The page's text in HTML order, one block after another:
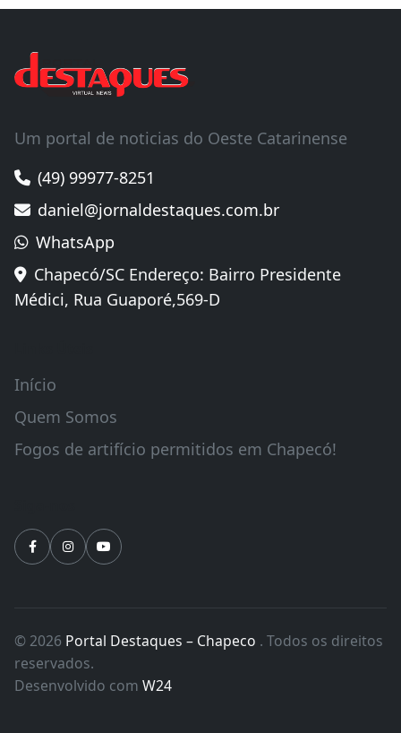
Um portal de noticias do Oeste Catarinense
(49) 99977-8251
daniel@jornaldestaques.com.br
WhatsApp
Chapecó/SC Endereço: Bairro Presidente
Médici, Rua Guaporé,569-D
Início
Quem Somos
Fogos de artifício permitidos em Chapecó!
© 2026 Portal Destaques – Chapeco . Todos os direitos
reservados.
Desenvolvido com W24